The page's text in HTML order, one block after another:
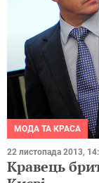
МОДА ТА КРАСА
22 листопада 2013,
Кравець